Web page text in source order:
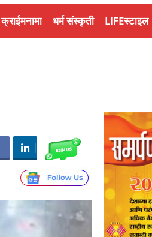
क्राईमनामा धर्म संस्कृती LIFEस्टाइल